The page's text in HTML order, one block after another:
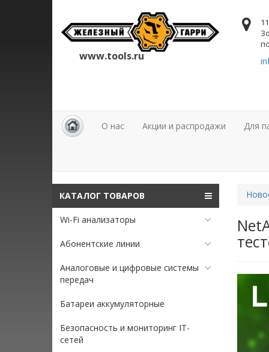
www.tools.ru
О нас Акции и распродажи Для
КАТАЛОГ ТОВАРОВ
Wi-Fi анализаторы
Абонентские линии
Аналоговые и цифровые системы
передач
Батареи аккумуляторные
Безопасность и мониторинг IT-
сетей